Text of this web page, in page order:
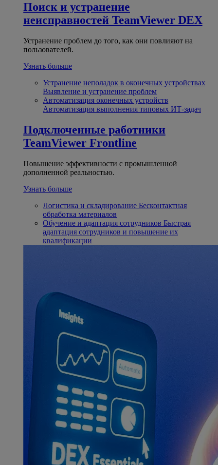
Поиск и устранение
неисправностей TeamViewer DEX
Устранение проблем до того, как они повлияют на
пользователей.
Узнать больше
Устранение неполадок в оконечных устройствах
Выявление и устранение проблем
Автоматизация оконечных устройств
Автоматизация выполнения типовых ИТ-задач
Подключенные работники
TeamViewer Frontline
Повышение эффективности с промышленной
дополненной реальностью.
Узнать больше
Логистика и складирование Бесконтактная
обработка материалов
Обучение и адаптация сотрудников Быстрая
адаптация сотрудников и повышение их
квалификации